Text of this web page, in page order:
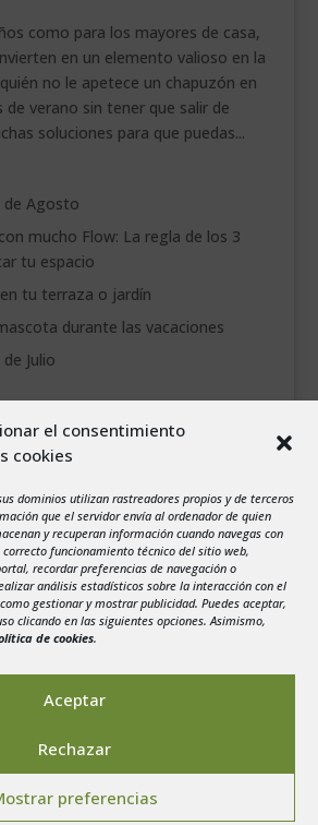
el consentimiento
cookies
sus dominios utilizan rastreadores propios y de terceros
que el servidor envía al ordenador de quien
y recuperan información cuando navegas con
funcionamiento técnico del sitio web,
recordar preferencias de navegación o
análisis estadísticos sobre la interacción con el
gestionar y mostrar publicidad. Puedes aceptar,
clicando en las siguientes opciones. Asimismo,
de cookies.
Aceptar
Rechazar
preferencias
como para los mayores de casa,
en un elemento valioso en la
no le apetece un chapuzón en
de verano sin tener que salir de
soluciones para que puedas...
de Agosto
mucho Flow: La regla de los 3
tu espacio
tu terraza o jardín
durante las vacaciones
Julio
J V S
6 7 8
9
13 14 15
16
20 21 22
23
27 28 29
30
de privacidad